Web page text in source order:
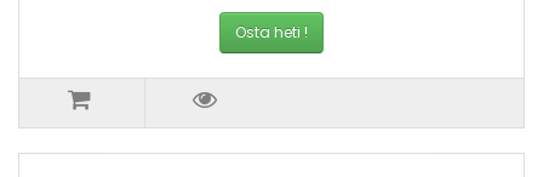
Osta heti !